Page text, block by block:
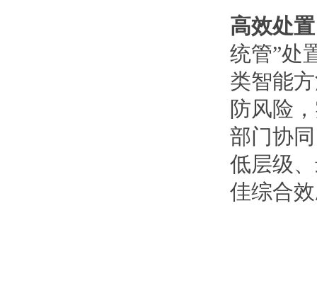
高效处
统管”处
类智能
防风险
部门协
低层级
佳综合